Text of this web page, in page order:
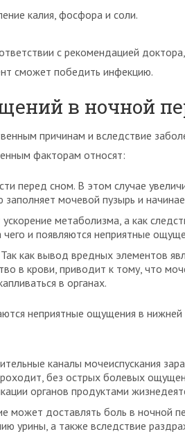
калия, фосфора и соли.
с рекомендацией
сможет победить инфекцию.
в ночной
причинам и вследствие
факторам относят:
перед сном. В этом случае
мочевой пузырь и
метаболизма, а как
и появляются неприятные
как вывод вредных элементов
в крови, приводит к тому, что
в органах.
неприятные ощущения в нижней
каналы мочеиспускания
без острых болевых
органов продуктами
может доставлять боль в ночной
урины, а также вследствие